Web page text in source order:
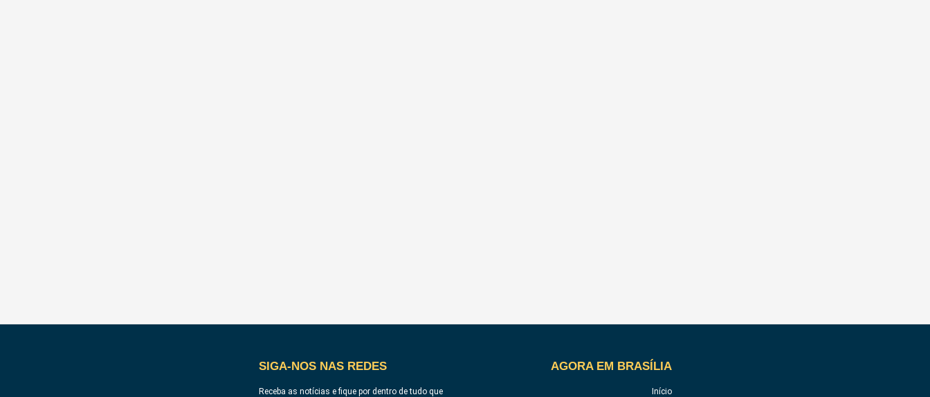
SIGA-NOS NAS REDES
Receba as notícias e fique por dentro de tudo que
AGORA EM BRASÍLIA
Início